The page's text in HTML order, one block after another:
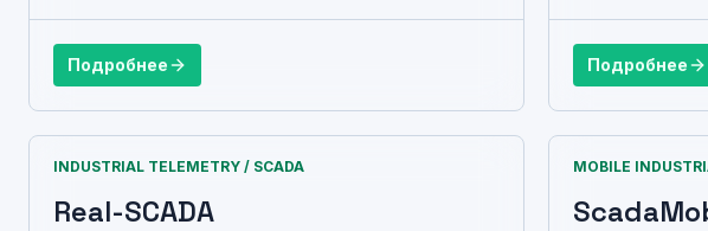
Подробнее Подробнее
INDUSTRIAL TELEMETRY / SCADA
Real-SCADA
MOBILE